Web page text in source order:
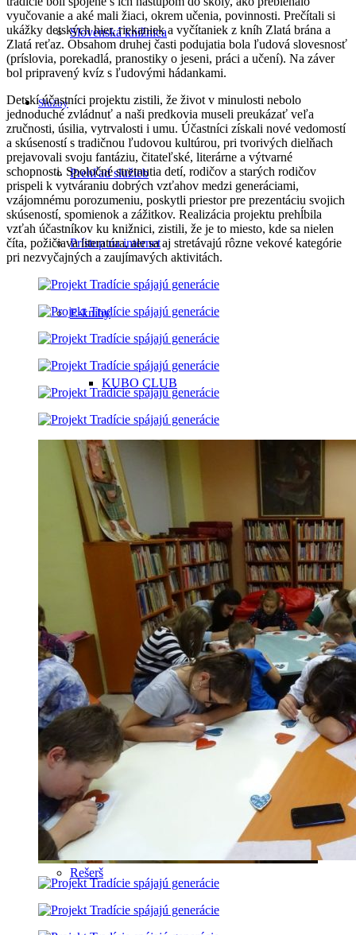
Slovenská knižnica
Služby
Prehľad služieb
Prístup na internet
E-knihy
KUBO CLUB
Databázy GALE
Služba Bookport
Periodiká
Konzultácie z cudzích jazykov
Ponuka výstavných priestorov
Spýtajte sa knižnice
Rešerš
vyučovanie a aké mali žiaci, okrem učenia, povinnosti. Prečítali si
ukážky detských hier, riekaniek a vyčítaniek z kníh Zlatá brána a
Zlatá reťaz. Obsahom druhej časti podujatia bola ľudová slovesnosť
(príslovia, porekadlá, pranostiky o jeseni, práci a učení). Na záver
bol pripravený kvíz s ľudovými hádankami.
Detskí účastníci projektu zistili, že život v minulosti nebolo
jednoduché zvládnuť a naši predkovia museli preukázať veľa
zručnosti, úsilia, vytrvalosti i umu. Účastníci získali nové vedomostí
a skúseností s tradičnou ľudovou kultúrou, pri tvorivých dielňach
prejavovali svoju fantáziu, čitateľské, literárne a výtvarné
schopnosti. Spoločné stretnutia detí, rodičov a starých rodičov
prispeli k vytváraniu dobrých vzťahov medzi generáciami,
vzájomnému porozumeniu, poskytli priestor pre prezentáciu svojich
skúseností, spomienok a zážitkov. Realizácia projektu prehĺbila
vzťah účastníkov ku knižnici, zistili, že je to miesto, kde sa nielen
číta, požičiava literatúra, ale sa aj stretávajú rôzne vekové kategórie
pri nezvyčajných a zaujímavých aktivitách.